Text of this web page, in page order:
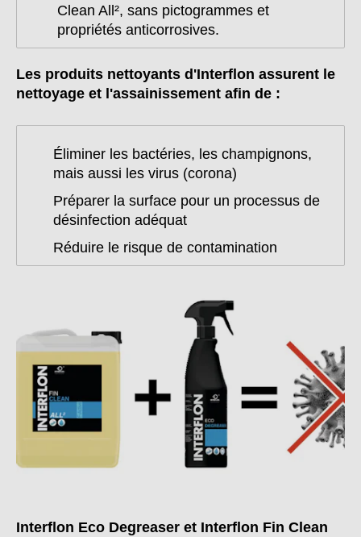
Clean All², sans pictogrammes et
propriétés anticorrosives.
Les produits nettoyants d'Interflon assurent le
nettoyage et l'assainissement afin de :
Éliminer les bactéries, les champignons,
mais aussi les virus (corona)
Préparer la surface pour un processus de
désinfection adéquat
Réduire le risque de contamination
Interflon Eco Degreaser et Interflon Fin Clean